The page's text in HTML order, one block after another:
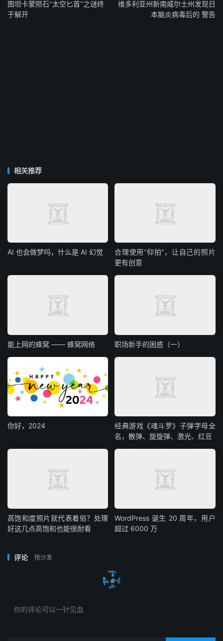
图坦卡蒙陨石“太空匕首”之谜终
于解开
维多利亚州新南威尔士州发现日
本脑炎病毒后的 警告
相关推荐
AI 也会做梦吗，什么是 AI 幻觉
合理使用“仰拍”，让自己的照片
更有创意
能上网的蜂窝 —— 蜂窝网络 职场新手的困惑（一）
你好，2024
经典游戏《魂斗罗》子弹字母全
名，散弹、旋旋弹、激光、红豆
高饱和度照片就代表着俗？处理
好这几点高饱和也能很耐看
WordPress 诞生 20 周年，用户
超过 6000 万
评论 抢沙发